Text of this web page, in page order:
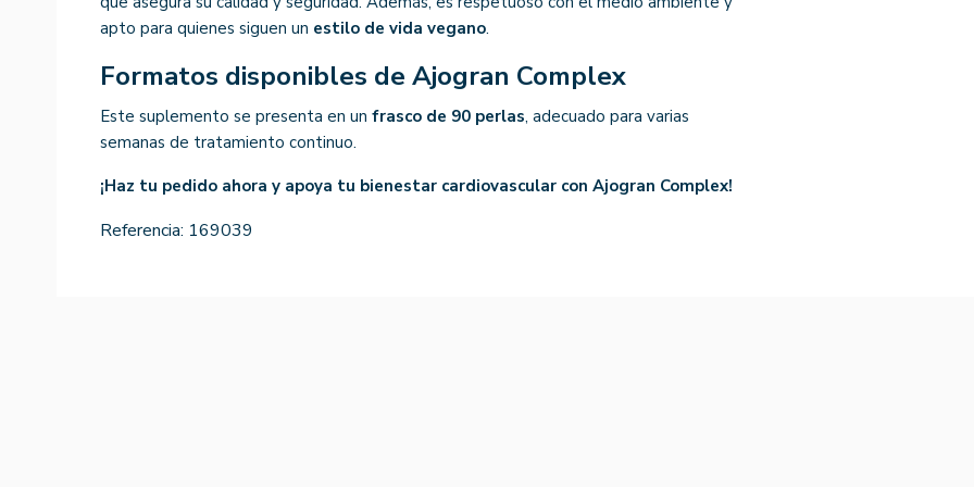
apto para quienes siguen un estilo de vida vegano.
Formatos disponibles de Ajogran Complex
Este suplemento se presenta en un frasco de 90 perlas, adecuado para varias
semanas de tratamiento continuo.
¡Haz tu pedido ahora y apoya tu bienestar cardiovascular con Ajogran Complex!
Referencia: 169039